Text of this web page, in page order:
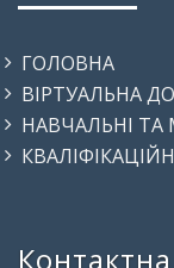
ГОЛОВНА
ВІРТУАЛЬНА
НАВЧАЛЬНІ